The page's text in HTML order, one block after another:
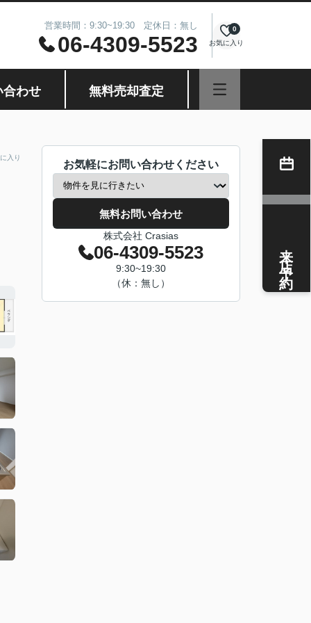
営業時間：9:30~19:30 定休日：無し
06-4309-5523 お気に入り
0
合わせ 無料売却査定
入り
お気軽にお問い合わせください
無料お問い合わせ
株式会社 Crasias
06-4309-5523
9:30~19:30
（休：無し）
来店予約